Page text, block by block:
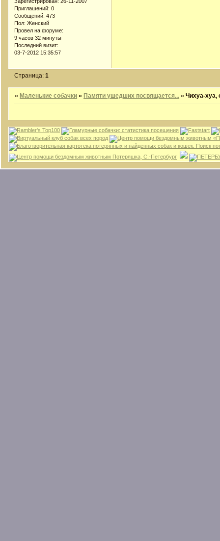
Приглашений: 0
Сообщений: 473
Пол: Женский
Провел на форуме:
9 часов 32 минуты
Последний визит:
03-7-2012 15:35:57
Страница:1
» Маленькие собачки » Памяти ушедших посвящается... »Чихуа-хуа,